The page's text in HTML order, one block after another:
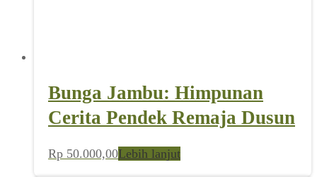
Bunga Jambu: Himpunan
Cerita Pendek Remaja Dusun
Rp 50.000,00Lebih lanjut